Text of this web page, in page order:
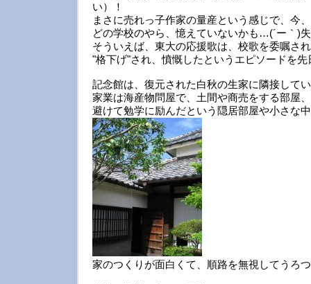
い）！
まさに売れっ子作家の量産という感じで、今
どの学校のやら、憶えていないかも…(´ー｀)
そういえば、東大の応援歌は、校歌を委嘱さ
"格下げ"され、憤慨したというエピソードを
記念館は、復元された白秋の生家に隣接して
家業は海産物問屋で、土間や商売をする部屋
避けて勉学に励んだという隠居部屋や小さな
家のつくりが面白くて、順路を無視してうろ